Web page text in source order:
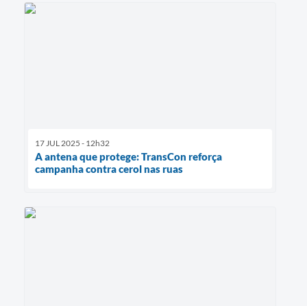
17 JUL 2025 - 12h32
A antena que protege: TransCon reforça
campanha contra cerol nas ruas